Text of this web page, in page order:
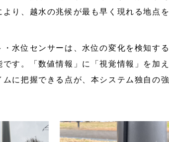
り、越水の兆候が最も早く現れる地点を
水位センサーは、水位の変化を検知する
す。「数値情報」に「視覚情報」を加え
に把握できる点が、本システム独自の強